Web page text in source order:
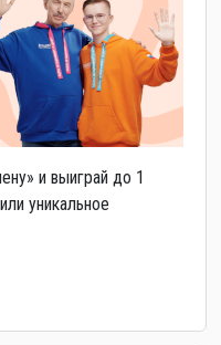
и выиграй до 1
уникальное